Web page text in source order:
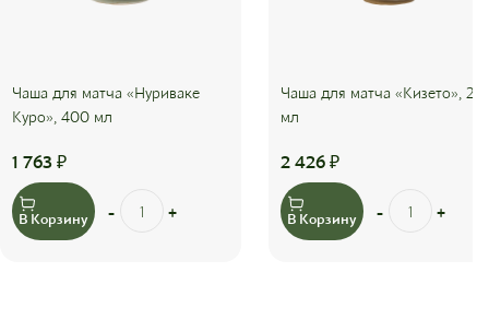
Чаша для матча «Нуриваке
Куро», 400 мл
1 763 ₽
В Корзину
Чаша для матча «Кизето»,
мл
2 426 ₽
В Корзину